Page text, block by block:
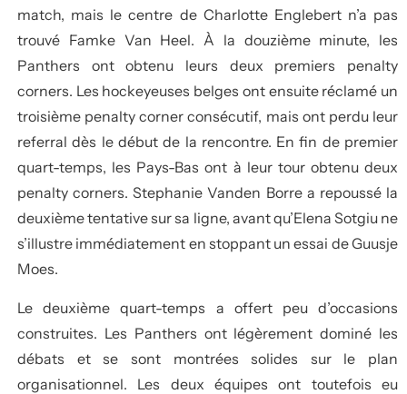
match, mais le centre de Charlotte Englebert n’a pas
trouvé Famke Van Heel. À la douzième minute, les
Panthers ont obtenu leurs deux premiers penalty
corners. Les hockeyeuses belges ont ensuite réclamé un
troisième penalty corner consécutif, mais ont perdu leur
referral dès le début de la rencontre. En fin de premier
quart-temps, les Pays-Bas ont à leur tour obtenu deux
penalty corners. Stephanie Vanden Borre a repoussé la
deuxième tentative sur sa ligne, avant qu’Elena Sotgiu ne
s’illustre immédiatement en stoppant un essai de Guusje
Moes.
Le deuxième quart-temps a offert peu d’occasions
construites. Les Panthers ont légèrement dominé les
débats et se sont montrées solides sur le plan
organisationnel. Les deux équipes ont toutefois eu